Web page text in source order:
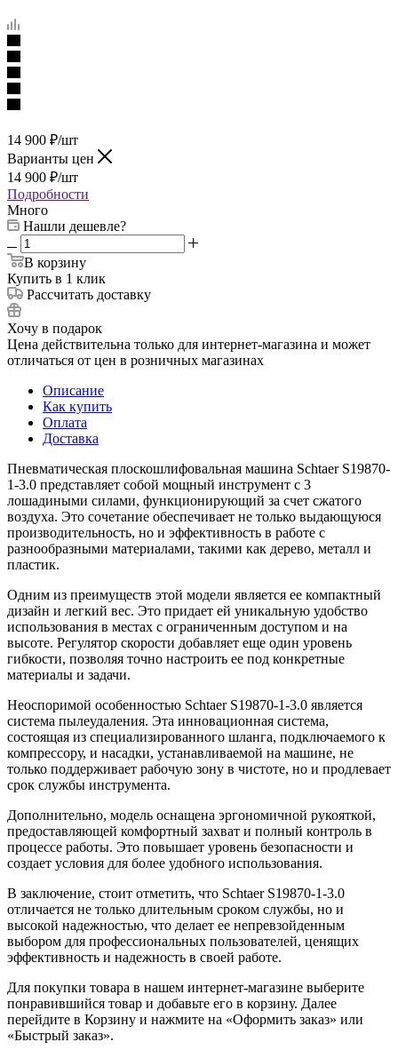
14 900 ₽/шт
Варианты цен
14 900 ₽/шт
Подробности
Много
Нашли дешевле?
В корзину
Купить в 1 клик
Рассчитать доставку
Хочу в подарок
Цена действительна только для интернет-магазина и может
отличаться от цен в розничных магазинах
Описание
Как купить
Оплата
Доставка
Пневматическая плоскошлифовальная машина Schtaer S19870-
1-3.0 представляет собой мощный инструмент с 3
лошадиными силами, функционирующий за счет сжатого
воздуха. Это сочетание обеспечивает не только выдающуюся
производительность, но и эффективность в работе с
разнообразными материалами, такими как дерево, металл и
пластик.
Одним из преимуществ этой модели является ее компактный
дизайн и легкий вес. Это придает ей уникальную удобство
использования в местах с ограниченным доступом и на
высоте. Регулятор скорости добавляет еще один уровень
гибкости, позволяя точно настроить ее под конкретные
материалы и задачи.
Неоспоримой особенностью Schtaer S19870-1-3.0 является
система пылеудаления. Эта инновационная система,
состоящая из специализированного шланга, подключаемого к
компрессору, и насадки, устанавливаемой на машине, не
только поддерживает рабочую зону в чистоте, но и продлевает
срок службы инструмента.
Дополнительно, модель оснащена эргономичной рукояткой,
предоставляющей комфортный захват и полный контроль в
процессе работы. Это повышает уровень безопасности и
создает условия для более удобного использования.
В заключение, стоит отметить, что Schtaer S19870-1-3.0
отличается не только длительным сроком службы, но и
высокой надежностью, что делает ее непревзойденным
выбором для профессиональных пользователей, ценящих
эффективность и надежность в своей работе.
Для покупки товара в нашем интернет-магазине выберите
понравившийся товар и добавьте его в корзину. Далее
перейдите в Корзину и нажмите на «Оформить заказ» или
«Быстрый заказ».